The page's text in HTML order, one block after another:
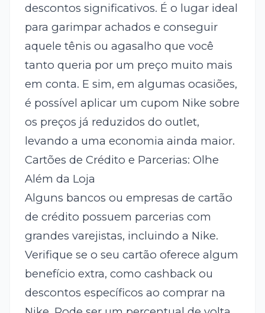
descontos significativos. É o lugar ideal
para garimpar achados e conseguir
aquele tênis ou agasalho que você
tanto queria por um preço muito mais
em conta. E sim, em algumas ocasiões,
é possível aplicar um cupom Nike sobre
os preços já reduzidos do outlet,
levando a uma economia ainda maior.
Cartões de Crédito e Parcerias: Olhe
Além da Loja
Alguns bancos ou empresas de cartão
de crédito possuem parcerias com
grandes varejistas, incluindo a Nike.
Verifique se o seu cartão oferece algum
benefício extra, como cashback ou
descontos específicos ao comprar na